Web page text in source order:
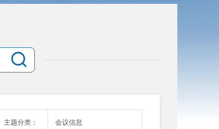
主题分类： 会议信息